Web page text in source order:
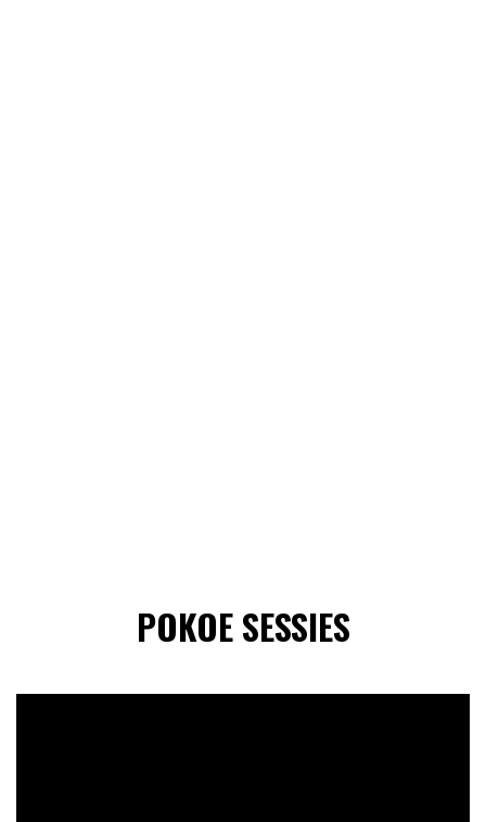
POKOE SESSIES